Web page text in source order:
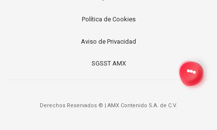
Política de Cookies
Aviso de Privacidad
SGSST AMX
Derechos Reservados © | AMX Contenido S.A. de C.V.